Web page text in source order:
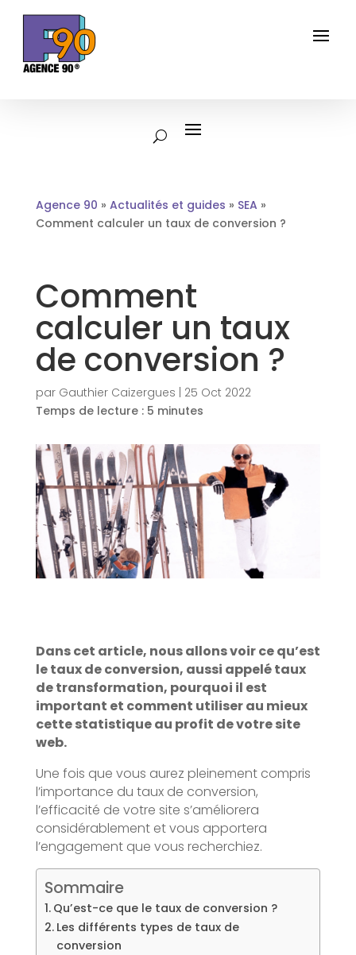
Agence 90 » Actualités et guides » SEA »
Comment calculer un taux de conversion ?
Comment
calculer un taux
de conversion ?
par Gauthier Caizergues
25 Oct 2022
Temps de lecture : 5 minutes
Dans cet article, nous allons voir ce qu’est
le taux de conversion, aussi appelé taux
de transformation, pourquoi il est
important et comment utiliser au mieux
cette statistique au profit de votre site
web.
Une fois que vous aurez pleinement compris
l’importance du taux de conversion,
l’efficacité de votre site s’améliorera
considérablement et vous apportera
l’engagement que vous recherchiez.
Sommaire
Qu’est-ce que le taux de conversion ?
Les différents types de taux de
conversion